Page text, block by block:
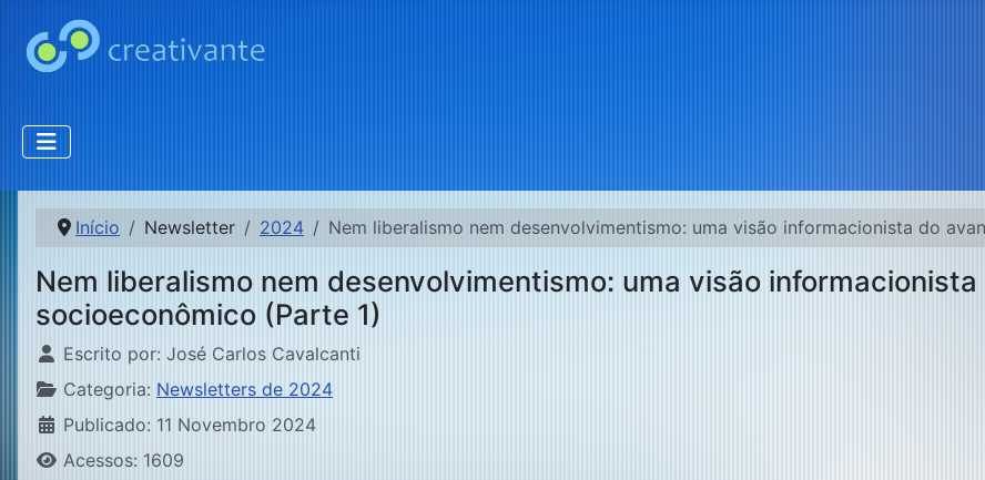
Início Newsletter 2024 Nem liberalismo nem desenvolvimentismo: uma visão informacionista do
Nem liberalismo nem desenvolvimentismo: uma visão
socioeconômico (Parte 1)
Detalhes
Escrito por: José Carlos Cavalcanti
Categoria: Newsletters de 2024
Publicado: 11 Novembro 2024
Acessos: 1609